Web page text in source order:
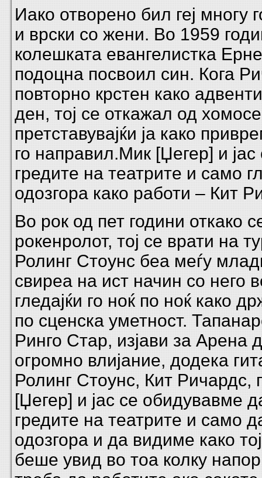
Иако отворено бил геј многу
и врски со жени. Во 1959
колешката евангелистка
подоцна посвоил син. Кога
повторно крстен како
ден, тој се откажал од
претставувајќи ја како
го направил.Мик [Џегер] и
гредите на театрите и само
одозгора како работи – Кит
Во рок од пет години откако
рокенролот, тој се врати на
Ролинг Стоунс беа меѓу
свиреа на ист начин со него
гледајќи го ноќ по ноќ како
по сценска уметност.
Ринго Стар, изјави за Арена
огромно влијание, додека
Ролинг Стоунс, Кит Ричардс,
[Џегер] и јас се обидувавме
гредите на театрите и само
одозгора и да видиме како
беше увид во тоа колку